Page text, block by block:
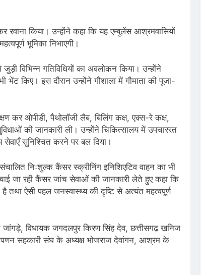
किया। उन्होंने कहा कि यह एम्बुलेंस आश्रमवासियों
भूमिका निभाएगी।
विभिन्न गतिविधियों का अवलोकन किया। उन्होंने
किए। इस दौरान उन्होंने गौशाला में गौमाता की पूजा-
कर ओपीडी, पैथोलॉजी लैब, बिलिंग कक्ष, एक्स-रे कक्ष,
की जानकारी ली। उन्होंने चिकित्सालय में उपचाररत
सेवाएँ सुनिश्चित करने पर बल दिया।
निःशुल्क कैंसर स्क्रीनिंग इनिशिएटिव वाहन का भी
जा रही कैंसर जांच सेवाओं की जानकारी लेते हुए कहा कि
तथा ऐसी पहल जनस्वास्थ्य की दृष्टि से अत्यंत महत्वपूर्ण
विधायक जगदलपुर किरण सिंह देव, छत्तीसगढ़ खनिज
सहकारी संघ के अध्यक्ष भोजराज देवांगन, आश्रम के